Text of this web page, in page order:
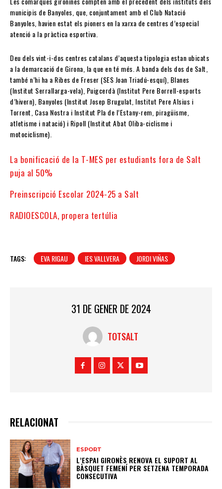
municipis de Banyoles, que, conjuntament amb el Club Natació
Banyoles, havien estat els pioners en la xarxa de centres d’especial
atenció a la pràctica esportiva.
Deu dels vint-i-dos centres catalans d’aquesta tipologia estan ubicats
a la demarcació de Girona, la que en té més. A banda dels dos de Salt,
també n’hi ha a Ribes de Freser (SES Joan Triadú-esquí), Blanes
(Institut Serrallarga-vela), Puigcerdà (Institut Pere Borrell-esports
d’hivern), Banyoles (Institut Josep Brugulat, Institut Pere Alsius i
Torrent, Casa Nostra i Institut Pla de l’Estany-rem, piragüisme,
atletisme i natació) i Ripoll (Institut Abat Oliba-ciclisme i
motociclisme).
La bonificació de la T-MES per estudiants fora de Salt
puja al 50%
Preinscripció Escolar 2024-25 a Salt
RADIOESCOLA, propera tertúlia
TAGS: EVA RIGAU IES VALLVERA JORDI VIÑAS
31 DE GENER DE 2024
TOTSALT
RELACIONAT
ESPORT
L’ESPAI GIRONÈS RENOVA EL SUPORT AL
BÀSQUET FEMENÍ PER SETZENA TEMPORADA
CONSECUTIVA